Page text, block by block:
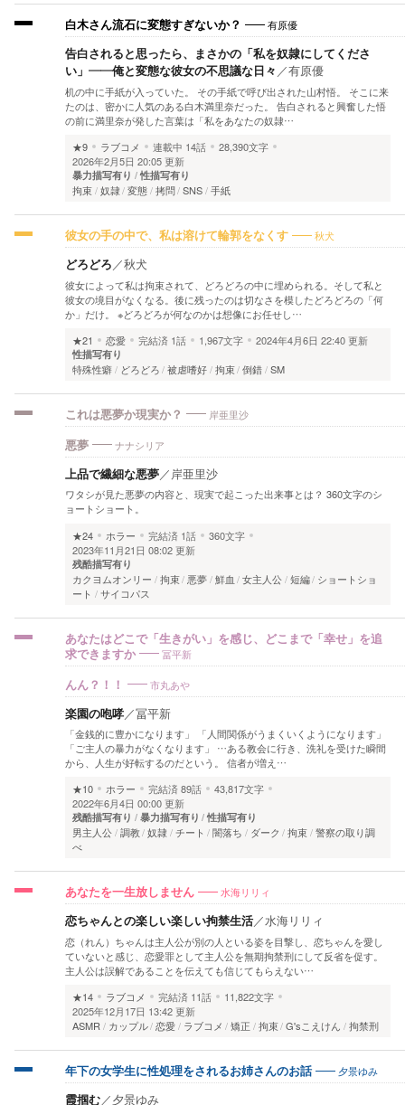
白木さん流石に変態すぎないか？ 有原優
告白されると思ったら、まさかの「私を奴隷にしてくださ
い」――俺と変態な彼女の不思議な日々 ／有原優
机の中に手紙が入っていた。 その手紙で呼び出された山村悟。 そこに来
たのは、密かに人気のある白木満里奈だった。 告白されると興奮した悟
の前に満里奈が発した言葉は「私をあなたの奴隷…
★9
ラブコメ 連載中 14話
28,390文字
2026年2月5日 20:05 更新
暴力描写有り 性描写有り
拘束 奴隷 変態 拷問 SNS 手紙
彼女の手の中で、私は溶けて輪郭をなくす 秋犬
どろどろ／秋犬
彼女によって私は拘束されて、どろどろの中に埋められる。そして私と
彼女の境目がなくなる。後に残ったのは切なさを模したどろどろの「何
か」だけ。 ※どろどろが何なのかは想像にお任せし…
★21
恋愛 完結済 1話 1,967文字 2024年4月6日 22:40 更新
性描写有り
特殊性癖 どろどろ 被虐嗜好 拘束 倒錯 SM
これは悪夢か現実か？ 岸亜里沙
悪夢 ナナシリア
上品で繊細な悪夢／岸亜里沙
ワタシが見た悪夢の内容と、現実で起こった出来事とは？ 360文字のシ
ョートショート。
★24
ホラー 完結済 1話
360文字
2023年11月21日 08:02 更新
残酷描写有り
カクヨムオンリー 拘束 悪夢 鮮血 女主人公 短編 ショートショ
ート
サイコパス
あなたはどこで「生きがい」を感じ、どこまで「幸せ」を追
求できますか
冨平新
んん？！！ 市丸あや
楽園の咆哮／冨平新
「金銭的に豊かになります」 「人間関係がうまくいくようになります」
「ご主人の暴力がなくなります」 …ある教会に行き、洗礼を受けた瞬間
から、人生が好転するのだという。 信者が増え…
★10
ホラー 完結済89話
43,817文字
2022年6月4日 00:00 更新
残酷描写有り 暴力描写有り 性描写有り
男主人公 調教 奴隷 チート 闇落ち ダーク 拘束 警察の取り調
べ
あなたを一生放しません 水海リリィ
恋ちゃんとの楽しい楽しい拘禁生活／水海リリィ
恋（れん）ちゃんは主人公が別の人といる姿を目撃し、恋ちゃんを愛し
ていないと感じ、恋愛罪として主人公を無期拘禁刑にして反省を促す。
主人公は誤解であることを伝えても信じてもらえない…
★14
ラブコメ 完結済 11話
11,822文字
2025年12月17日 13:42 更新
ASMR
カップル 恋愛 ラブコメ 矯正 拘束 G'sこえけん 拘禁刑
年下の女学生に性処理をされるお姉さんのお話 夕景ゆみ
霞掴む／夕景ゆみ